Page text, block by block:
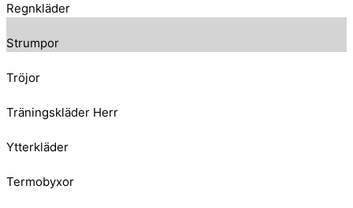
Regnkläder
Strumpor
Tröjor
Träningskläder Herr
Ytterkläder
Termobyxor